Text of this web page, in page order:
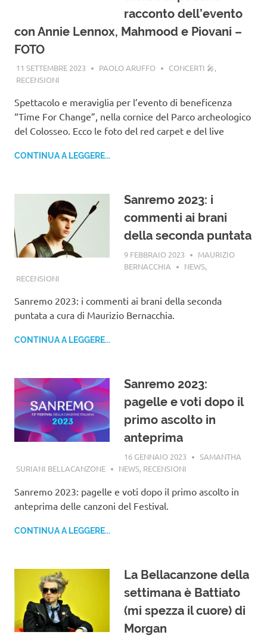
racconto dell’evento
con Annie Lennox, Mahmood e Piovani –
FOTO
11 SETTEMBRE 2023 PAOLO ARUFFO CONCERTI 🎤,
RECENSIONI
Spettacolo e meraviglia per l’evento di beneficenza
“Time For Change”, nella cornice del Parco archeologico
del Colosseo. Ecco le foto del red carpet e del live
CONTINUA A LEGGERE...
Sanremo 2023: i
commenti ai brani
della seconda puntata
9 FEBBRAIO 2023
MAURIZIO
BERNACCHIA
NEWS,
RECENSIONI
Sanremo 2023: i commenti ai brani della seconda
puntata a cura di Maurizio Bernacchia.
CONTINUA A LEGGERE...
Sanremo 2023:
pagelle e voti dopo il
primo ascolto in
anteprima
16 GENNAIO 2023
SAMANTHA
SURIANI BELLACANZONE
NEWS, RECENSIONI
Sanremo 2023: pagelle e voti dopo il primo ascolto in
anteprima delle canzoni del Festival.
CONTINUA A LEGGERE...
La Bellacanzone della
settimana è Battiato
(mi spezza il cuore) di
Morgan